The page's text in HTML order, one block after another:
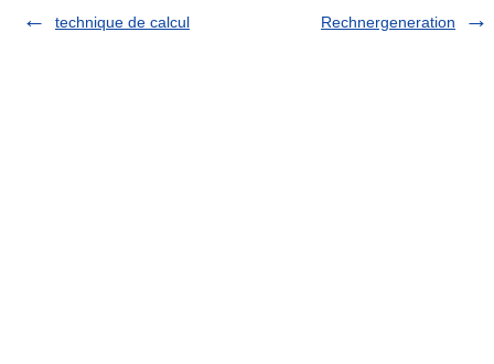
technique de calcul
Rechnergeneration